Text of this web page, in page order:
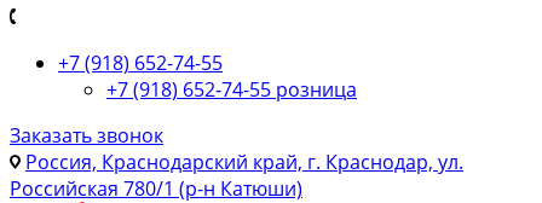
+7 (918) 652-74-55
+7 (918) 652-74-55 розница
Заказать звонок
Россия, Краснодарский край, г. Краснодар, ул.
Российская 780/1 (р-н Катюши)